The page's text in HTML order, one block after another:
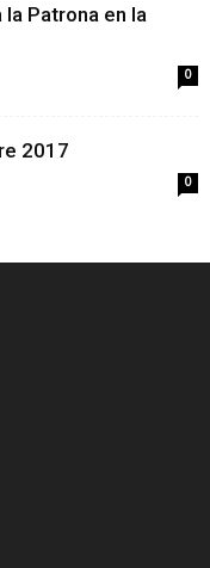
la Patrona en la
0
2017
0